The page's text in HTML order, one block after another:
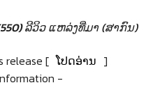
ລີວິວ ແຫລ່ງທີ່ມາ (ສາກົນ)
release [ ໂປດອ່ານ ]
-